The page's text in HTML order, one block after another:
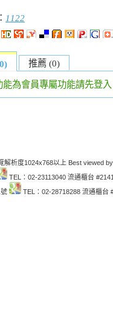
1122
推薦 (0)
能為會員專屬功能請先登入
解析度1024x768以上 Best viewed
TEL：02-23113040 流通櫃台
TEL：02-28718288 流通櫃台